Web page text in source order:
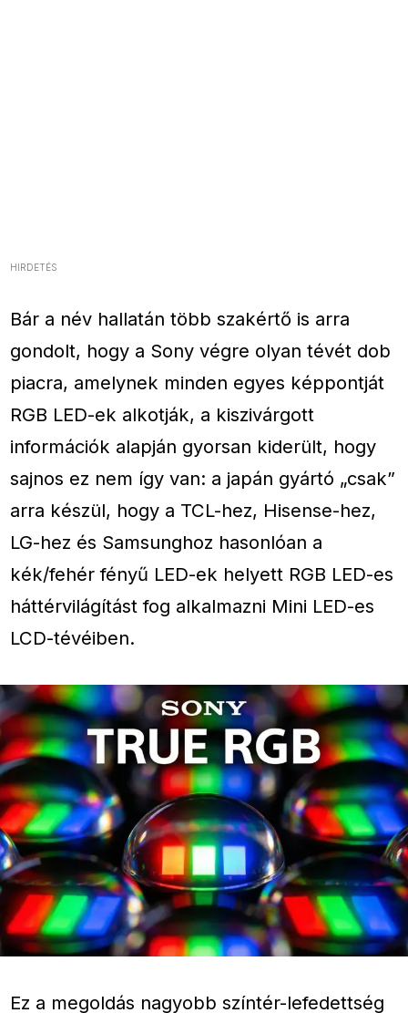
HIRDETÉS
Bár a név hallatán több szakértő is arra
gondolt, hogy a Sony végre olyan tévét dob
piacra, amelynek minden egyes képpontját
RGB LED-ek alkotják, a kiszivárgott
információk alapján gyorsan kiderült, hogy
sajnos ez nem így van: a japán gyártó „csak”
arra készül, hogy a TCL-hez, Hisense-hez,
LG-hez és Samsunghoz hasonlóan a
kék/fehér fényű LED-ek helyett RGB LED-es
háttérvilágítást fog alkalmazni Mini LED-es
LCD-tévéiben.
Ez a megoldás nagyobb színtér-lefedettség